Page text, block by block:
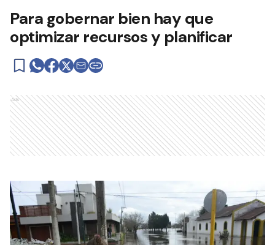
Para gobernar bien hay que
optimizar recursos y planificar
Ads